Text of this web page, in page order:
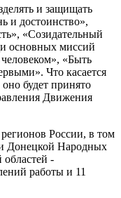
и защищать
и достоинство»,
«Созидательный
основных миссий
«Быть
Что касается
будет принято
Движения
России, в том
Донецкой Народных
-
работы и 11